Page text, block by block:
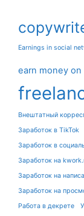
Earnings in social
earn money on
Внештатный
Заработок в TikTok
Заработок в
Заработок на
Заработок на
Заработок на
Работа в декрете